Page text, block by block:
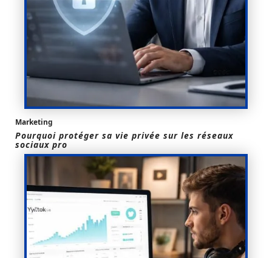
Marketing
Pourquoi protéger sa vie privée sur les réseaux
sociaux pro